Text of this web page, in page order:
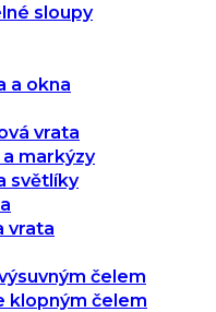
sloupy
a okna
vrata
markýzy
světlíky
vrata
čelem
klopným čelem